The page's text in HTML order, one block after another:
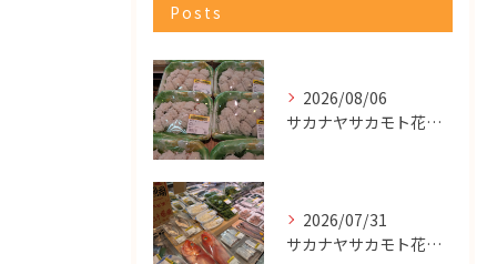
Posts
2026/08/06
サカナヤサカモト花園店
2026/07/31
サカナヤサカモト花園店